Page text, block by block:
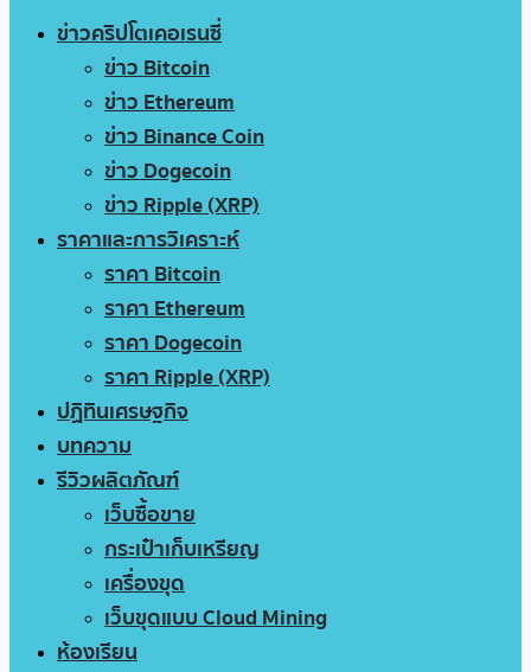
ข่าวคริปโตเคอเรนซี่
ข่าว Bitcoin
ข่าว Ethereum
ข่าว Binance Coin
ข่าว Dogecoin
ข่าว Ripple (XRP)
ราคาและการวิเคราะห์
ราคา Bitcoin
ราคา Ethereum
ราคา Dogecoin
ราคา Ripple (XRP)
ปฏิทินเศรษฐกิจ
บทความ
รีวิวผลิตภัณฑ์
เว็บซื้อขาย
กระเป๋าเก็บเหรียญ
เครื่องขุด
เว็บขุดแบบ Cloud Mining
ห้องเรียน